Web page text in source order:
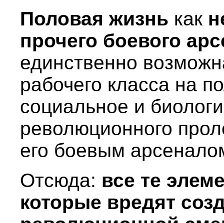
Половая жизнь как
прочего боевого
единственно
рабочего класса на
социальное и
революционного
его боевым
Отсюда: все те
которые вредят